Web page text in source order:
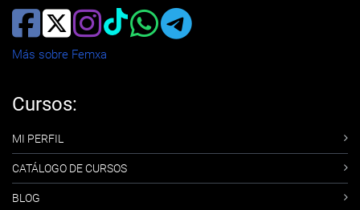
Más sobre Femxa
Cursos:
MI PERFIL
CATÁLOGO DE CURSOS
BLOG